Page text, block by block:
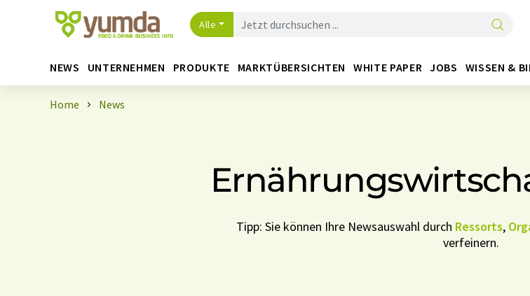
Alle
NEWS UNTERNEHMEN PRODUKTE MARKTÜBERSICHTEN WHITE PAPER JOBS WISSEN &
Home News
Tipp: Sie können Ihre Newsauswahl durch Ressorts,
verfeinern.